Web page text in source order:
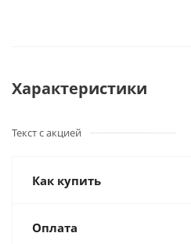
Характеристики
Текст с акцией
Как купить
Оплата